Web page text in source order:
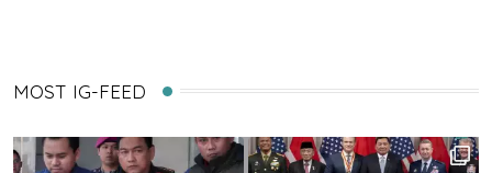
MOST IG-FEED